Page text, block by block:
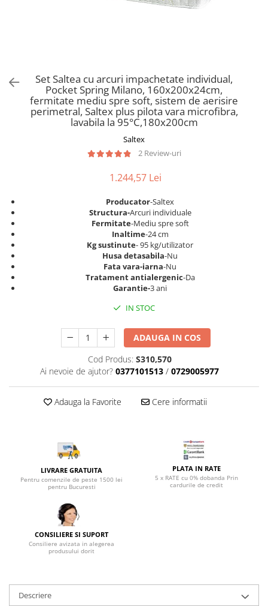
Saltele Memory Pocket
Saltele cu plasa arcuri
Saltele cu spuma
Saltele cu spuma poliuretanica
Saltele 160x200
Saltele 180x200
Top saltele
Top saltele 5 cm
Top saltele 10 cm
Saltele ieftine
Saltele cu plasa de arcuri
Saltele cu spuma
Scaune pentru living
Seturi comode living si vitrine
Mobila living
Set mese plus scaune
Etajere Birou
Dulap birou
Birouri
Scaune pentru birou
Scaune pentru vizitatori
Scaune manager
Scaune pentru bucatarie
Mobila bucatarie
Seturi mese si scaune bucatarie
Mobilier hol
Suporturi si rafturi pantofi
Seturi mobilier hol
Stender haine
Suport pentru umerase
Mobilier gradinita
Mese gradinita
Set mese si scaune gradinita
Mobilier copii
Scaune birou copii
Scaune resigilate
Scaune gradinita
Scaune terasa si outdoor
Set Saltea cu arcuri impachetate individual,
Pocket Spring Milano, 160x200x24cm,
fermitate mediu spre soft, sistem de aerisire
perimetral, Saltex plus pilota vara microfibra,
lavabila la 95°C,180x200cm
Saltex
2 Review-uri
1.244,57 Lei
Producator-Saltex
Structura-Arcuri individuale
Fermitate-Mediu spre soft
Inaltime-24 cm
Kg sustinute- 95 kg/utilizator
Husa detasabila-Nu
Fata vara-iarna-Nu
Tratament antialergenic-Da
Garantie-3 ani
IN STOC
ADAUGA IN COS
Cod Produs: S310,570
Ai nevoie de ajutor? 0377101513 / 0729005977
Adauga la Favorite Cere informatii
LIVRARE GRATUITA
Pentru comenzile de peste 1500 lei
pentru Bucuresti
PLATA IN RATE
5 x RATE cu 0% dobanda Prin
cardurile de credit
CONSILIERE SI SUPORT
Consiliere avizata in alegerea
produsului dorit
Descriere